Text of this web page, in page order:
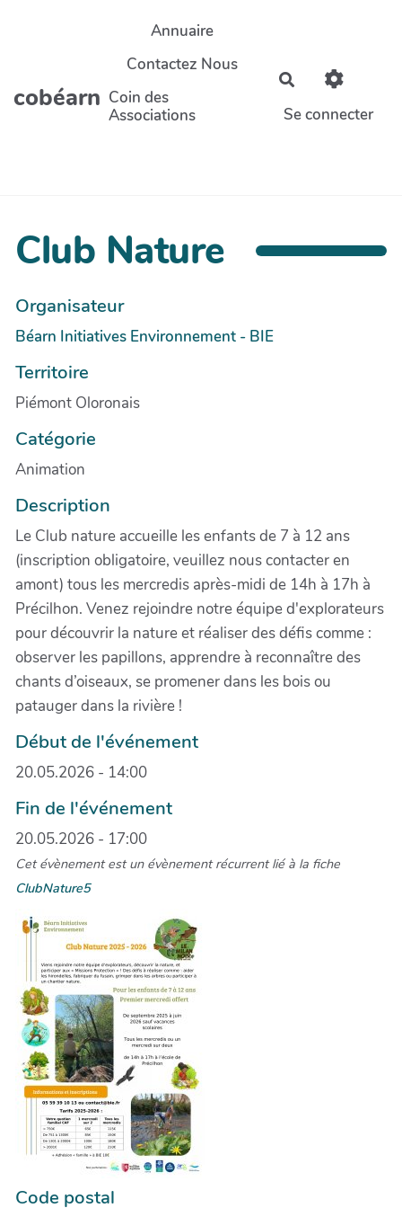
Aller au contenu principal
cobéarn
Annuaire
Contactez Nous
Coin des
Associations
Rechercher
Se connecter
Club Nature
Organisateur
Béarn Initiatives Environnement - BIE
Territoire
Piémont Oloronais
Catégorie
Animation
Description
Le Club nature accueille les enfants de 7 à 12 ans
(inscription obligatoire, veuillez nous contacter en
amont) tous les mercredis après-midi de 14h à 17h à
Précilhon. Venez rejoindre notre équipe d'explorateurs
pour découvrir la nature et réaliser des défis comme :
observer les papillons, apprendre à reconnaître des
chants d’oiseaux, se promener dans les bois ou
patauger dans la rivière !
Début de l'événement
20.05.2026 - 14:00
Fin de l'événement
20.05.2026 - 17:00
Cet évènement est un évènement récurrent lié à la fiche
ClubNature5
Code postal